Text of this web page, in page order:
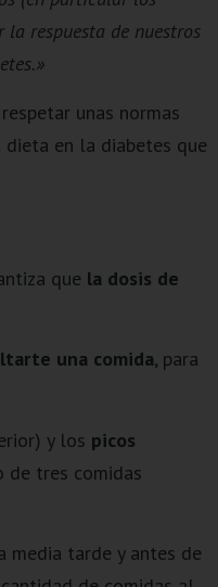
respuesta de nuestros
unas normas
en la diabetes que
que la dosis de
una comida, para
y los picos
de tres comidas
media tarde y antes de